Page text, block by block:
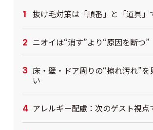
抜け毛対策は「順番」と「道具」
ニオイは“消す”より“原因を断つ”
床・壁・ドア周りの“擦れ汚れ”を
い
アレルギー配慮：次のゲスト視点